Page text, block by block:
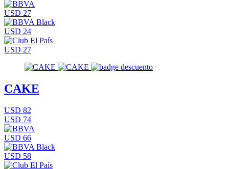
USD 27
USD 24
USD 27
CAKE
USD 82
USD 74
USD 66
USD 58